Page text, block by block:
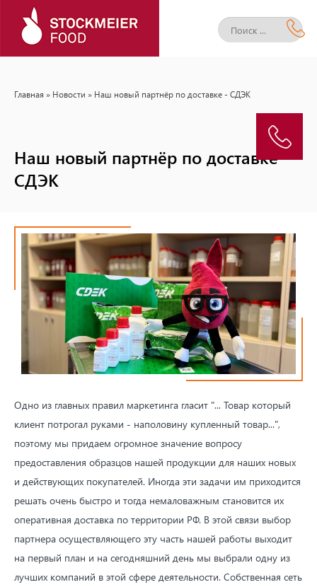
Главная » Новости » Наш новый партнёр по доставке - СДЭК
Наш новый партнёр по доставке -
СДЭК
Одно из главных правил маркетинга гласит "... Товар который
клиент потрогал руками - наполовину купленный товар...",
поэтому мы придаем огромное значение вопросу
предоставления образцов нашей продукции для наших новых
и действующих покупателей. Иногда эти задачи им приходится
решать очень быстро и тогда немаловажным становится их
оперативная доставка по территории РФ. В этой связи выбор
партнера осуществляющего эту часть нашей работы выходит
на первый план и на сегодняшний день мы выбрали одну из
лучших компаний в этой сфере деятельности. Собственная сеть